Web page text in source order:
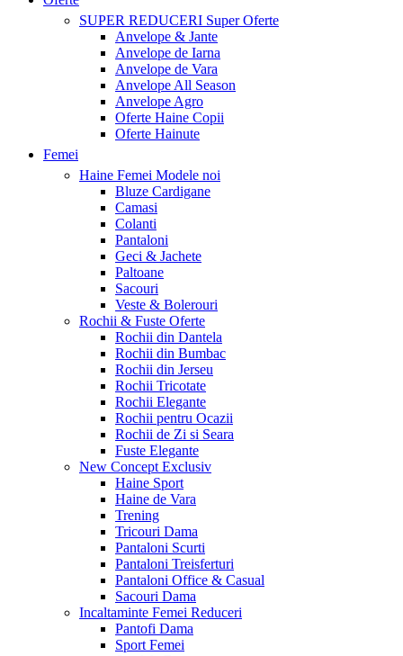
SUPER REDUCERI Super Oferte
Anvelope & Jante
Anvelope de Iarna
Anvelope de Vara
Anvelope All Season
Anvelope Agro
Oferte Haine Copii
Oferte Hainute
Femei
Haine Femei Modele noi
Bluze Cardigane
Camasi
Colanti
Pantaloni
Geci & Jachete
Paltoane
Sacouri
Veste & Bolerouri
Rochii & Fuste Oferte
Rochii din Dantela
Rochii din Bumbac
Rochii din Jerseu
Rochii Tricotate
Rochii Elegante
Rochii pentru Ocazii
Rochii de Zi si Seara
Fuste Elegante
New Concept Exclusiv
Haine Sport
Haine de Vara
Trening
Tricouri Dama
Pantaloni Scurti
Pantaloni Treisferturi
Pantaloni Office & Casual
Sacouri Dama
Incaltaminte Femei Reduceri
Pantofi Dama
Sport Femei